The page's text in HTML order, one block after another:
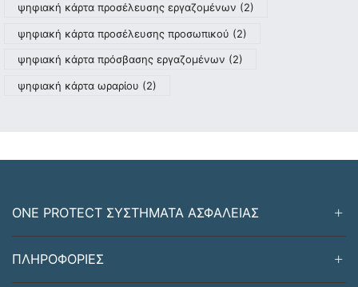
ψηφιακή κάρτα προσέλευσης εργαζομένων (2)
ψηφιακή κάρτα προσέλευσης προσωπικού (2)
ψηφιακή κάρτα πρόσβασης εργαζομένων (2)
ψηφιακή κάρτα ωραρίου (2)
ONE PROTECT ΣΥΣΤΗΜΑΤΑ ΑΣΦΑΛΕΙΑΣ
ΠΛΗΡΟΦΟΡΙΕΣ